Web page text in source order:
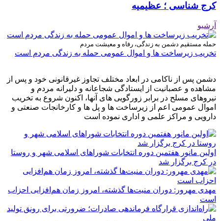
کرج شناسی ؛ عظیمیه
آرشیو
حمله مستقیم دشمن به زندگی، رفاه و معیشت مردم
تخریب زیرساخت ها و اموال عمومی حمله به زندگی مردم است
دشمن پس از ناکامی در ابعاد مختلف تجاوز غیرقانونی خود و پس از
مشاهده و عصبانیت از ایستادگی شجاعانه و دلیرانه مردم و
نیروهای مسلح در برابر زورگویی های آنها، اکنون شروع به تخریب
اموال عمومی اعم از زیرساخت ها و پل ها و کارخانجات صنعتی و
دارویی و مراکز علمی و اداری نموده است
اولین مانور هفتمین دوره انتخابات شوراهای اسلامی شهر و روستا
در کرج برگزار شد
مهدی مهرور: دوران منیت‌ها گذشته، امروز زمان هم‌افزایی احزاب
است